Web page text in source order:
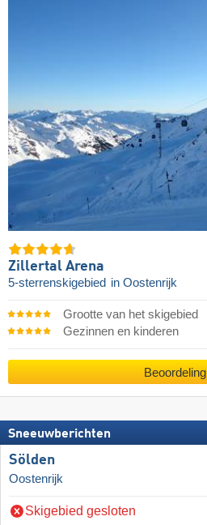
Zillertal Arena
5-sterrenskigebied in Oostenrijk
Grootte van het skigebied
Gezinnen en kinderen
Beoordeling
Sneeuwberichten
Sölden
Oostenrijk
Skigebied gesloten